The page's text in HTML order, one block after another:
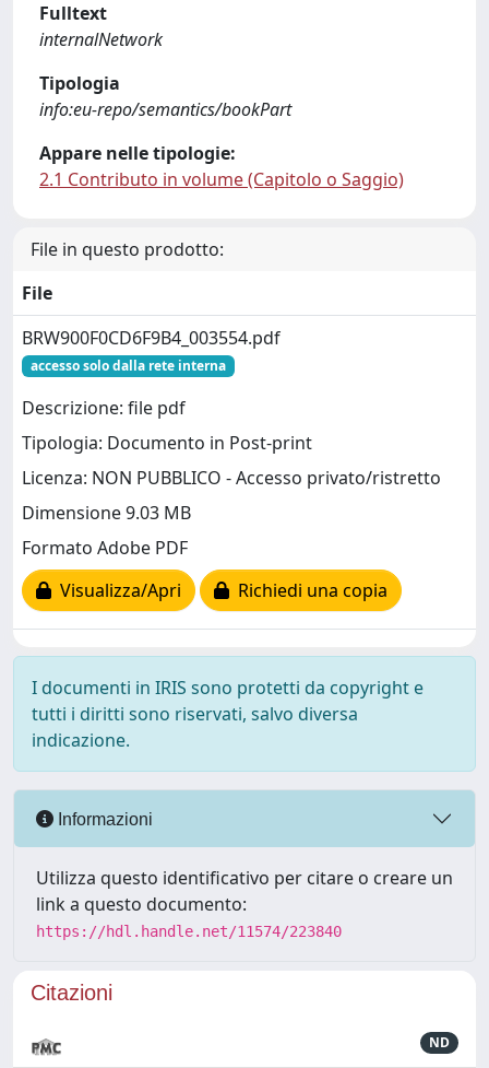
Fulltext
internalNetwork
Tipologia
info:eu-repo/semantics/bookPart
Appare nelle tipologie:
2.1 Contributo in volume (Capitolo o Saggio)
File in questo prodotto:
File
BRW900F0CD6F9B4_003554.pdf
accesso solo dalla rete interna
Descrizione: file pdf
Tipologia: Documento in Post-print
Licenza: NON PUBBLICO - Accesso privato/ristretto
Dimensione 9.03 MB
Formato Adobe PDF
Visualizza/Apri
Richiedi una copia
I documenti in IRIS sono protetti da copyright e
tutti i diritti sono riservati, salvo diversa
indicazione.
Informazioni
Utilizza questo identificativo per citare o creare un
link a questo documento:
https://hdl.handle.net/11574/223840
Citazioni
ND